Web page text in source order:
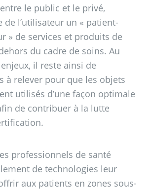
le public et le privé,
l’utilisateur un « patient-
» de services et produits de
du cadre de soins. Au
il reste ainsi de
à relever pour que les objets
utilisés d’une façon optimale
de contribuer à la lutte
professionnels de santé
de technologies leur
aux patients en zones sous-